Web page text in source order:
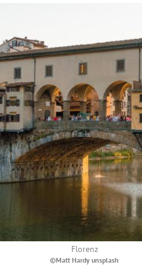
Florenz
©Matt Hardy unsplash